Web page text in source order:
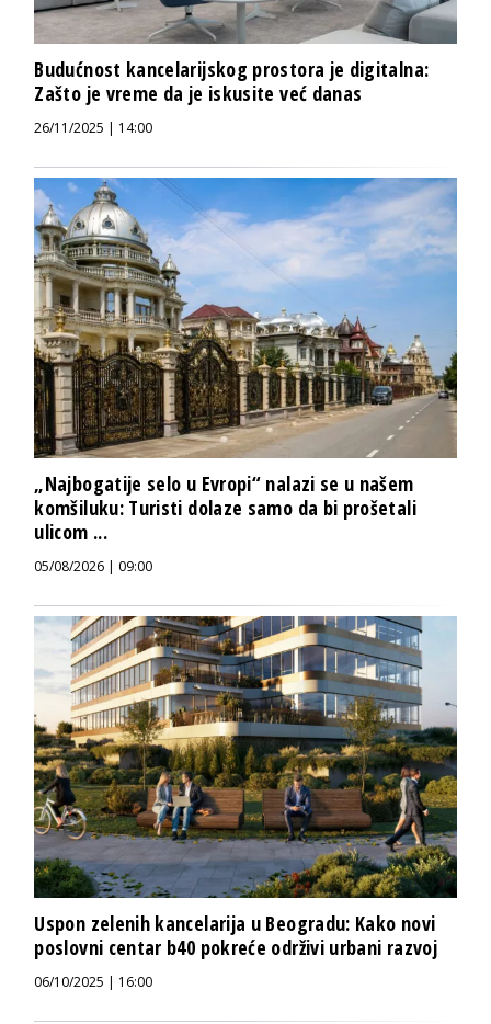
Budućnost kancelarijskog prostora je digitalna:
Zašto je vreme da je iskusite već danas
26/11/2025 | 14:00
„Najbogatije selo u Evropi“ nalazi se u našem
komšiluku: Turisti dolaze samo da bi prošetali
ulicom ...
05/08/2026 | 09:00
Uspon zelenih kancelarija u Beogradu: Kako novi
poslovni centar b40 pokreće održivi urbani razvoj
06/10/2025 | 16:00